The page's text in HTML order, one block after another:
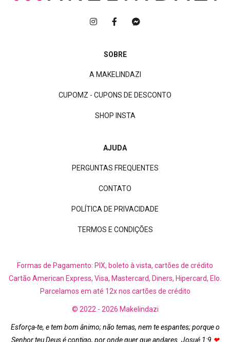
SOBRE
A MAKELINDAZI
CUPOMZ - CUPONS DE DESCONTO
SHOP INSTA
AJUDA
PERGUNTAS FREQUENTES
CONTATO
POLÍTICA DE PRIVACIDADE
TERMOS E CONDIÇÕES
Formas de Pagamento: PIX, boleto à vista, cartões de crédito
Cartão American Express, Visa, Mastercard, Diners, Hipercard, Elo.
Parcelamos em até 12x nos cartões de crédito
© 2022 - 2026 Makelindazi
Esforça-te, e tem bom ânimo; não temas, nem te espantes; porque o
Senhor teu Deus é contigo, por onde quer que andares. Josué 1:9 ❤